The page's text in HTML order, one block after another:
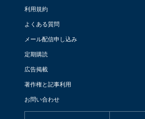
利用規約
よくある質問
メール配信申し込み
定期購読
広告掲載
著作権と記事利用
お問い合わせ